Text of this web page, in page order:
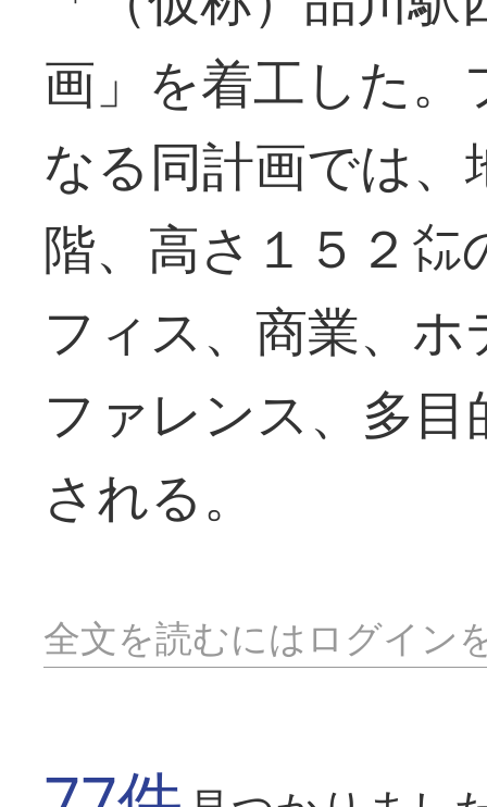
画」を着工した
なる同計画では
階、高さ１５２
フィス、商業、
ファレンス、多
される。
全文を読むにはログイン